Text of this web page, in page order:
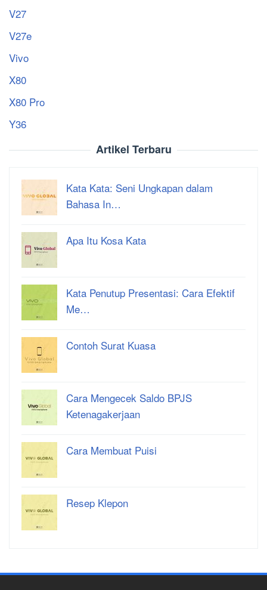
V27
V27e
Vivo
X80
X80 Pro
Y36
Artikel Terbaru
Kata Kata: Seni Ungkapan dalam
Bahasa In…
Apa Itu Kosa Kata
Kata Penutup Presentasi: Cara Efektif
Me…
Contoh Surat Kuasa
Cara Mengecek Saldo BPJS
Ketenagakerjaan
Cara Membuat Puisi
Resep Klepon